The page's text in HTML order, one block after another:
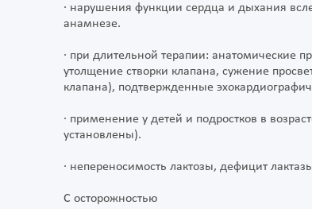
· нарушения функции сердца и дыхания
анамнезе.
· при длительной терапии: анатомические
утолщение створки клапана, сужение
клапана), подтвержденные
· применение у детей и подростков в
установлены).
· непереносимость лактозы, дефицит
С осторожностью